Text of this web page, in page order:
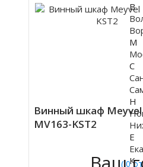
Винный шкаф Meyvel
MV163-KST2
( 0
В
М
С
Н
Е
К